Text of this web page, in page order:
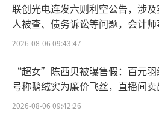
商品价格高、配送费低，
低、配送费高。“即送价
费者实际买药的费用。而
商家或者平台的促销、补
个作为标准，看起来都不
联创光电连发六则利空公告，涉
人被查、债务诉讼等问题，会计师
所曾出具“保留意见”
2026-08-06 09:43:47
“超女”陈西贝被曝售假：百元羽
号称鹅绒实为廉价飞丝，直播间卖
百万元
2026-08-06 09:42:26